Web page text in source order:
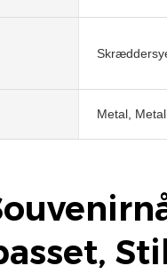
Metal,